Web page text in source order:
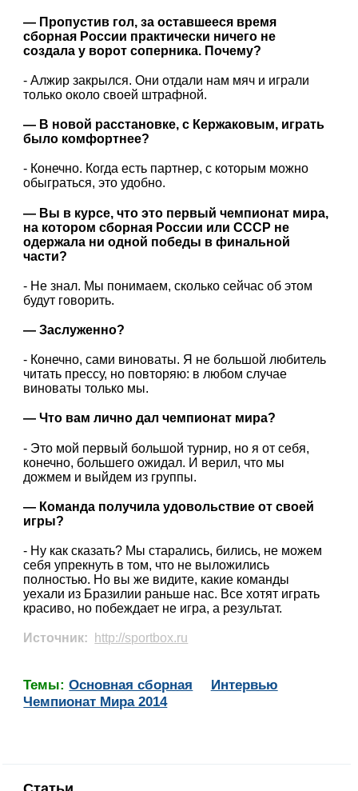
— Пропустив гол, за оставшееся время
сборная России практически ничего не
создала у ворот соперника. Почему?
- Алжир закрылся. Они отдали нам мяч и играли
только около своей штрафной.
— В новой расстановке, с Кержаковым, играть
было комфортнее?
- Конечно. Когда есть партнер, с которым можно
обыграться, это удобно.
— Вы в курсе, что это первый чемпионат мира,
на котором сборная России или СССР не
одержала ни одной победы в финальной
части?
- Не знал. Мы понимаем, сколько сейчас об этом
будут говорить.
— Заслуженно?
- Конечно, сами виноваты. Я не большой любитель
читать прессу, но повторяю: в любом случае
виноваты только мы.
— Что вам лично дал чемпионат мира?
- Это мой первый большой турнир, но я от себя,
конечно, большего ожидал. И верил, что мы
дожмем и выйдем из группы.
— Команда получила удовольствие от своей
игры?
- Ну как сказать? Мы старались, бились, не можем
себя упрекнуть в том, что не выложились
полностью. Но вы же видите, какие команды
уехали из Бразилии раньше нас. Все хотят играть
красиво, но побеждает не игра, а результат.
Источник: http://sportbox.ru
Темы:Основная сборная
Интервью
Чемпионат Мира 2014